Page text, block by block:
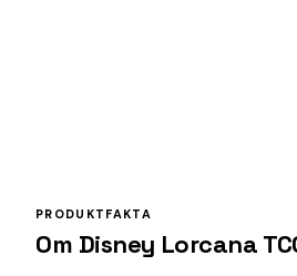
PRODUKTFAKTA
Om Disney Lorcana